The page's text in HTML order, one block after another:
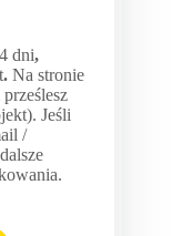
dni,
. Na stronie
Jeśli
/